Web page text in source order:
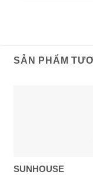
SẢN PHẨM
SUNHOUSE